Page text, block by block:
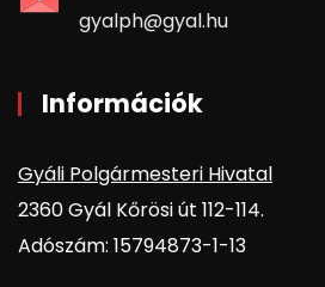
gyalph@gyal.hu
Információk
Gyáli Polgármesteri Hivatal
2360 Gyál Kőrösi út 112-114.
Adószám: 15794873-1-13